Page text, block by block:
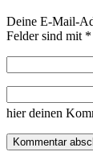
Deine E-Mail-
Felder sind mit *
hier deinen